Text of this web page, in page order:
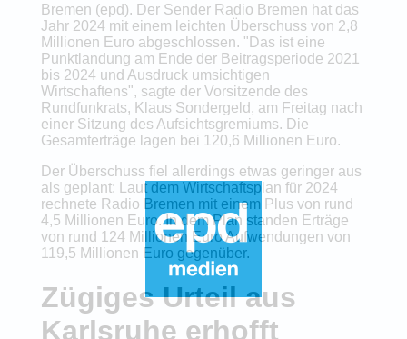
Bremen (epd). Der Sender Radio Bremen hat das
Jahr 2024 mit einem leichten Überschuss von 2,8
Millionen Euro abgeschlossen. "Das ist eine
Punktlandung am Ende der Beitragsperiode 2021
bis 2024 und Ausdruck umsichtigen
Wirtschaftens", sagte der Vorsitzende des
Rundfunkrats, Klaus Sondergeld, am Freitag nach
einer Sitzung des Aufsichtsgremiums. Die
Gesamterträge lagen bei 120,6 Millionen Euro.
Der Überschuss fiel allerdings etwas geringer aus
als geplant: Laut dem Wirtschaftsplan für 2024
rechnete Radio Bremen mit einem Plus von rund
4,5 Millionen Euro. In dem Plan standen Erträge
von rund 124 Millionen Euro Aufwendungen von
119,5 Millionen Euro gegenüber.
Zügiges Urteil aus
Karlsruhe erhofft